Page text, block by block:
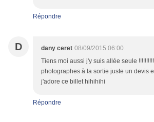
Répondre
D dany ceret 08/09/2015 06:00
Tiens moi aussi j'y suis allée seule
photographes à la sortie juste un devis
j'adore ce billet hihihihi
Répondre